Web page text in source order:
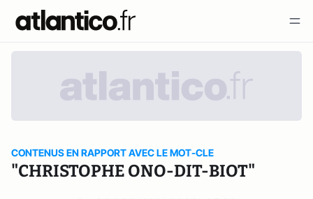
CONTENUS EN RAPPORT AVEC LE MOT-CLE
"CHRISTOPHE ONO-DIT-BIOT"